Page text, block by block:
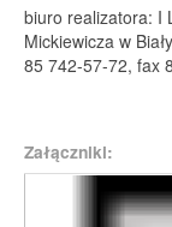
biuro realizatora: I
Mickiewicza w
85 742-57-72, fax
Załączniki: